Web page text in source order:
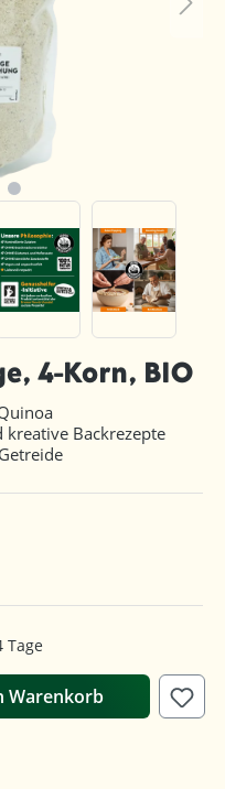
4-Korn, BIO
Backrezepte
Tage
Warenkorb